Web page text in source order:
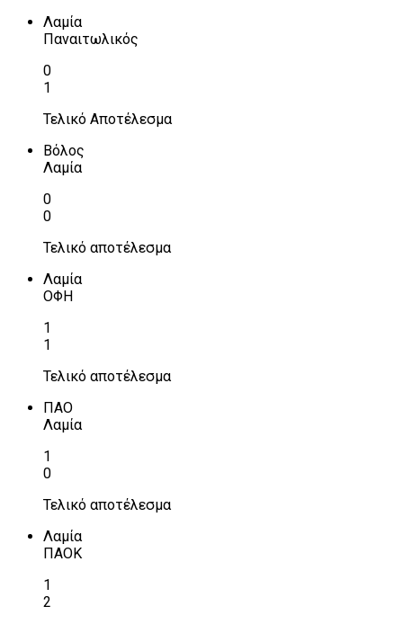
Λαμία
Παναιτωλικός
0
1
Τελικό Αποτέλεσμα
Βόλος
Λαμία
0
0
Τελικό αποτέλεσμα
Λαμία
ΟΦΗ
1
1
Τελικό αποτέλεσμα
ΠΑΟ
Λαμία
1
0
Τελικό αποτέλεσμα
Λαμία
ΠΑΟΚ
1
2